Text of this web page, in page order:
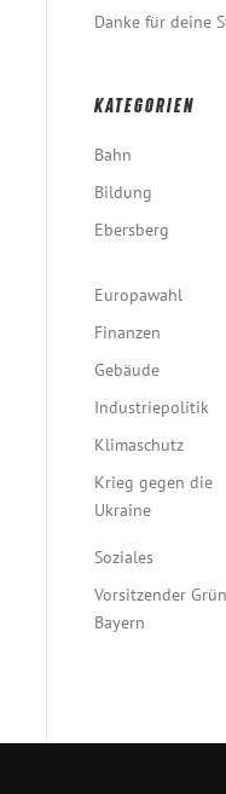
Danke für deine
KATEGORIEN
Bahn
Bildung
Ebersberg
Europawahl
Finanzen
Gebäude
Industriepolitik
Klimaschutz
Krieg gegen die
Ukraine
Soziales
Vorsitzender
Bayern